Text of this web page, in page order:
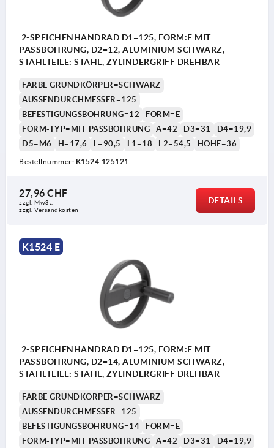
versetzt
2-SPEICHENHANDRAD D1=125, FORM:E MIT
PASSBOHRUNG, D2=12, ALUMINIUM SCHWARZ,
STAHLTEILE: STAHL, ZYLINDERGRIFF DREHBAR
FARBE GRUNDKÖRPER=SCHWARZ
AUSSENDURCHMESSER=125
BEFESTIGUNGSBOHRUNG=12
FORM=E
FORM-TYP=MIT PASSBOHRUNG
A=42 D3=31
D4=19,9
D5=M6
H=17,6 L=90,5 L1=18 L2=54,5 HÖHE=36
Bestellnummer: K1524.125121
27,96 CHF
zzgl. MwSt.
zzgl. Versandkosten
DETAILS
K1524 E
2-SPEICHENHANDRAD D1=125, FORM:E MIT
PASSBOHRUNG, D2=14, ALUMINIUM SCHWARZ,
STAHLTEILE: STAHL, ZYLINDERGRIFF DREHBAR
FARBE GRUNDKÖRPER=SCHWARZ
AUSSENDURCHMESSER=125
BEFESTIGUNGSBOHRUNG=14
FORM=E
FORM-TYP=MIT PASSBOHRUNG
A=42 D3=31
D4=19,9